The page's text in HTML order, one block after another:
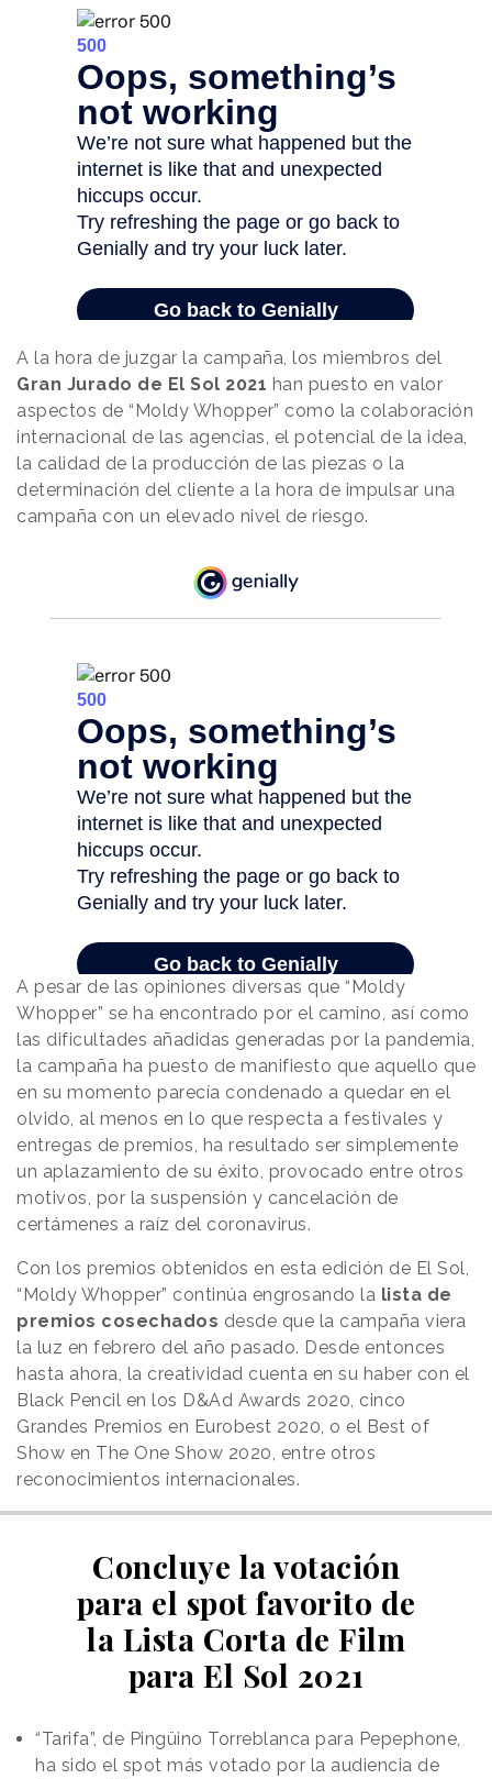
A la hora de juzgar la campaña, los miembros del
Gran Jurado de El Sol 2021 han puesto en valor
aspectos de “Moldy Whopper” como la colaboración
internacional de las agencias, el potencial de la idea,
la calidad de la producción de las piezas o la
determinación del cliente a la hora de impulsar una
campaña con un elevado nivel de riesgo.
A pesar de las opiniones diversas que “Moldy
Whopper” se ha encontrado por el camino, así como
las dificultades añadidas generadas por la pandemia,
la campaña ha puesto de manifiesto que aquello que
en su momento parecía condenado a quedar en el
olvido, al menos en lo que respecta a festivales y
entregas de premios, ha resultado ser simplemente
un aplazamiento de su éxito, provocado entre otros
motivos, por la suspensión y cancelación de
certámenes a raíz del coronavirus.
Con los premios obtenidos en esta edición de El Sol,
“Moldy Whopper” continúa engrosando la lista de
premios cosechados desde que la campaña viera
la luz en febrero del año pasado. Desde entonces
hasta ahora, la creatividad cuenta en su haber con el
Black Pencil en los D&Ad Awards 2020, cinco
Grandes Premios en Eurobest 2020, o el Best of
Show en The One Show 2020, entre otros
reconocimientos internacionales.
Concluye la votación
para el spot favorito de
la Lista Corta de Film
para El Sol 2021
“Tarifa”, de Pingüino Torreblanca para Pepephone,
ha sido el spot más votado por la audiencia de